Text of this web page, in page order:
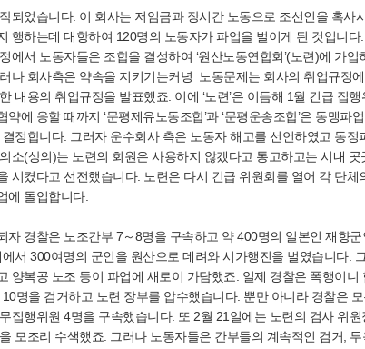
되었습니다. 이 회사는 저임금과 장시간 노동으로 조선인을 혹사
행하는데 대항하여 120명의 노동자가 파업을 벌이게 된 것입니
에서 노동자들은 조합을 결성하여 ‘원산노동연합회’(노련)에 가
나 회사측은 약속을 지키기는커녕 노동문제는 회사의 취업규정
내용의 취업규정을 발표했죠. 이에 ‘노련’은 이듬해 1월 긴급 집
약에 응할 때까지 ‘문평제유노동조합’과 ‘문평운송조합’은 동맹
정합니다. 그러자 운수회사 측은 노동자 해고를 선언하였고 동
소(상의)는 노련의 회원은 사용하지 않겠다고 통고하고는 시내
시켰다고 선전했습니다. 노련은 다시 긴급 위원회를 열어 각 단
에 돌입합니다.
자 경찰은 노조간부 7～8명을 구속하고 약 400명의 일본인 재향
에서 300여명의 군인을 원산으로 데려와 시가행진을 벌였습니다.
양복공 노조 등이 파업에 새로이 가담했죠. 일제 경찰은 폭행이
명을 검거하고 노련 장부를 압수했습니다. 뿐만 아니라 경찰은
집행위원 4명을 구속했습니다. 또 2월 21일에는 노련의 검사 위
모조리 수색했죠. 그러나 노동자들은 간부들의 계속적인 검거,